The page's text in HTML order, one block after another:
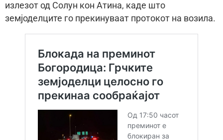
излезот од Солун кон Атина, каде што
земјоделците го прекинуваат протокот на возила.